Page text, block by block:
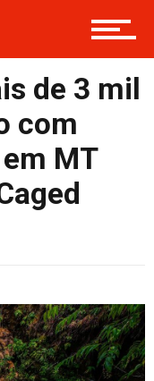
de 3 mil
com
MT